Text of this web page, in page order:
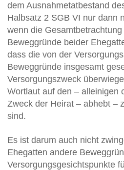
dem Ausnahmetatbestand
Halbsatz 2 SGB VI nur dann
wenn die
Beweggründe beider
dass die von der
Beweggründe insgesamt
Versorgungszweck
Wortlaut auf den – alleinigen
Zweck der Heirat – abhebt –
sind.
Es ist darum auch nicht
Ehegatten andere
Versorgungsgesichtspunkte